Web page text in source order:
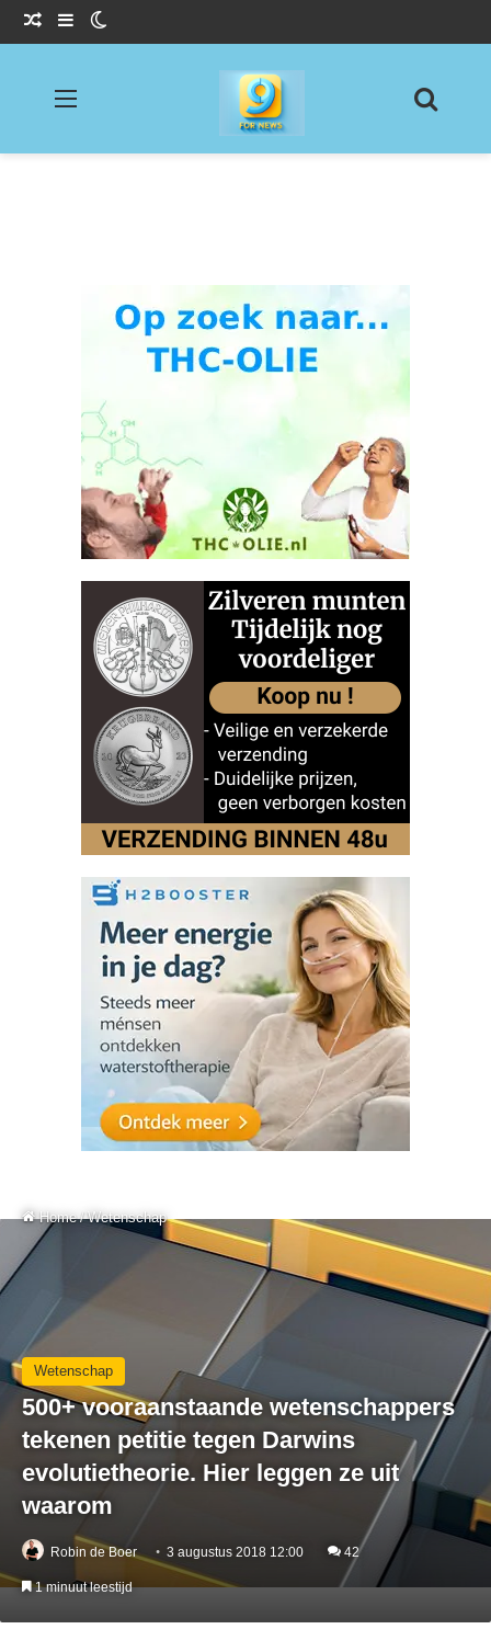
Willekeurig Artikel
Sidebar
Home / Wetenschap
Wetenschap
500+ vooraanstaande wetenschappers
tekenen petitie tegen Darwins
evolutietheorie. Hier leggen ze uit
waarom
Robin de Boer 3 augustus 2018 12:00 42
1 minuut leestijd